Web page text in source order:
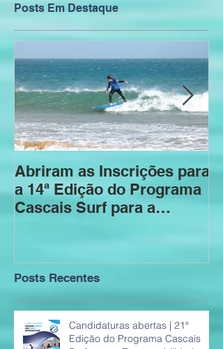
Posts Em Destaque
Abriram as Inscrições para
a 14ª Edição do Programa
Cascais Surf para a
Posts Recentes
Candidaturas abertas | 21ª
Edição do Programa Cascais